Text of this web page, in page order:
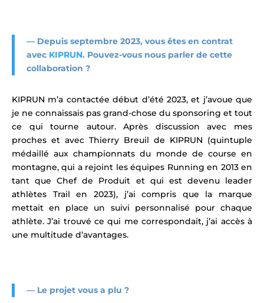
— Depuis septembre 2023, vous êtes en contrat
avec KIPRUN. Pouvez-vous nous parler de cette
collaboration ?
KIPRUN m’a contactée début d’été 2023, et j’avoue que
je ne connaissais pas grand-chose du sponsoring et tout
ce qui tourne autour. Après discussion avec mes
proches et avec Thierry Breuil de KIPRUN (quintuple
médaillé aux championnats du monde de course en
montagne, qui a rejoint les équipes Running en 2013 en
tant que Chef de Produit et qui est devenu leader
athlètes Trail en 2023), j’ai compris que la marque
mettait en place un suivi personnalisé pour chaque
athlète. J’ai trouvé ce qui me correspondait, j’ai accès à
une multitude d’avantages.
— Le projet vous a plu ?